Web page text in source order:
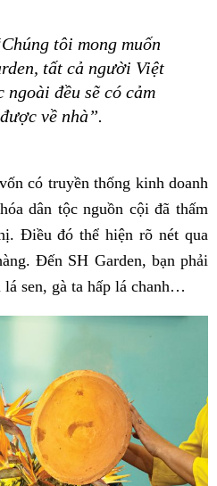
tôi mong muốn
tất cả người Việt
đều sẽ có cảm
về nhà”.
có truyền thống kinh doanh
dân tộc nguồn cội đã thấm
Điều đó thể hiện rõ nét qua
Đến SH Garden, bạn phải
sen, gà ta hấp lá chanh…